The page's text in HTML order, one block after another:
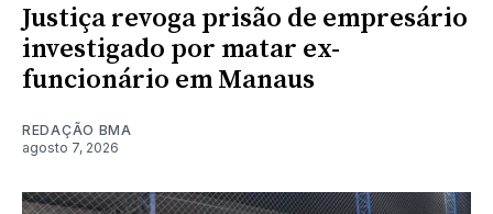
Justiça revoga prisão de empresário
investigado por matar ex-
funcionário em Manaus
REDAÇÃO BMA
agosto 7, 2026